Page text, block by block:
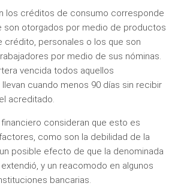
los créditos de consumo corresponde
son otorgados por medio de productos
crédito, personales o los que son
por medio de sus nóminas.
vencida todos aquellos
cuando menos 90 días sin recibir
acreditado.
consideran que esto es
como son la debilidad de la
posible efecto de que la denominada
y un reacomodo en algunos
bancarias.